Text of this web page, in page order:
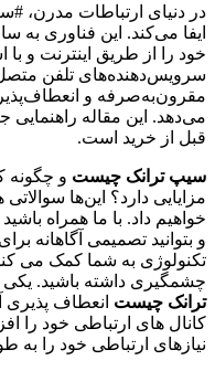
ایفا می‌کند. این فناوری به
سرویس‌دهنده‌های تلفن متصل
می‌دهد. این مقاله
قبل از خرید است.
سیپ ترانک چیست و چگونه
مزایایی دارد؟ این‌ها
خواهیم داد. با ما همراه
و بتوانید تصمیمی آگاهانه
تکنولوژی به شما کمک می
چشمگیری داشته باشید. یکی
ترانک چیست انعطاف پذیری
کانال های ارتباطی خود را
نیازهای ارتباطی خود را به